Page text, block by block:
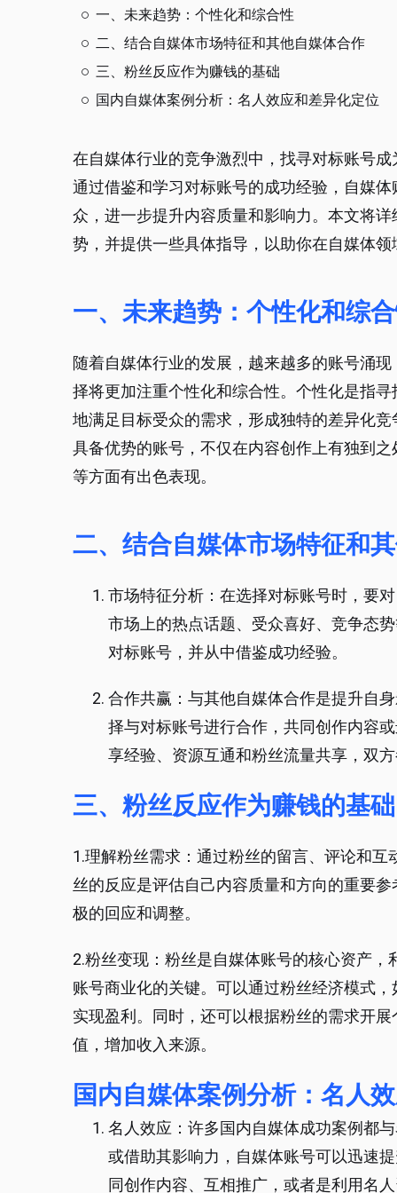
一、未来趋势：个性化和综合性
二、结合自媒体市场特征和其他自媒体合作
三、粉丝反应作为赚钱的基础
国内自媒体案例分析：名人效应和差异化定位
在自媒体行业的竞争激烈中，找寻对标账号
通过借鉴和学习对标账号的成功经验，自媒
众，进一步提升内容质量和影响力。本文将
势，并提供一些具体指导，以助你在自媒体领
一、未来趋势：个性化和综
随着自媒体行业的发展，越来越多的账号涌
择将更加注重个性化和综合性。个性化是指
地满足目标受众的需求，形成独特的差异化
具备优势的账号，不仅在内容创作上有独到
等方面有出色表现。
二、结合自媒体市场特征和
市场特征分析：在选择对标账号时，要
市场上的热点话题、受众喜好、竞争态
对标账号，并从中借鉴成功经验。
合作共赢：与其他自媒体合作是提升自
择与对标账号进行合作，共同创作内容
享经验、资源互通和粉丝流量共享，双
三、粉丝反应作为赚钱的基础
1.理解粉丝需求：通过粉丝的留言、评论和
丝的反应是评估自己内容质量和方向的重要
极的回应和调整。
2.粉丝变现：粉丝是自媒体账号的核心资产
账号商业化的关键。可以通过粉丝经济模式
实现盈利。同时，还可以根据粉丝的需求开
值，增加收入来源。
国内自媒体案例分析：名人
名人效应：许多国内自媒体成功案例都
或借助其影响力，自媒体账号可以迅速
同创作内容、互相推广，或者是利用名